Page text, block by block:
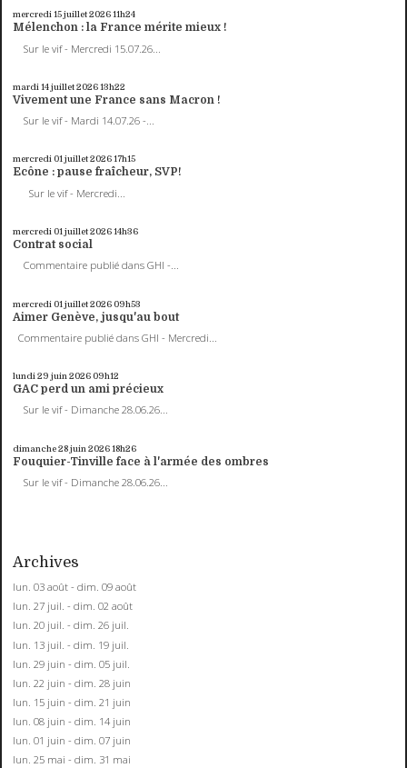
mercredi 15juillet 202611h24
Mélenchon : la France mérite mieux !
Sur le vif - Mercredi 15.07.26...
mardi 14juillet 202613h22
Vivement une France sans Macron !
Sur le vif - Mardi 14.07.26 -...
mercredi 01juillet 202617h15
Ecône : pause fraîcheur, SVP!
Sur le vif - Mercredi...
mercredi 01 juillet 202614h36
Contrat social
Commentaire publié dans GHI -...
mercredi 01 juillet 2026 09h53
Aimer Genève, jusqu'au bout
Commentaire publié dans GHI - Mercredi...
lundi 29 juin 2026 09h12
GAC perd un ami précieux
Sur le vif - Dimanche 28.06.26...
dimanche 28juin 202618h26
Fouquier-Tinville face à l'armée des ombres
Sur le vif - Dimanche 28.06.26...
Archives
lun. 03 août - dim. 09 août
lun. 27 juil. - dim. 02 août
lun. 20 juil. - dim. 26 juil.
lun. 13 juil. - dim. 19 juil.
lun. 29 juin - dim. 05 juil.
lun. 22 juin - dim. 28 juin
lun. 15 juin - dim. 21 juin
lun. 08 juin - dim. 14 juin
lun. 01 juin - dim. 07 juin
lun. 25 mai - dim. 31 mai